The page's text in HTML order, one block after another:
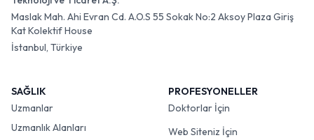
Maslak Mah. Ahi Evran Cd. A.O.S 55 Sokak No:2 Aksoy Plaza Giriş
Kat Kolektif House
İstanbul, Türkiye
SAĞLIK
Uzmanlar
Uzmanlık Alanları
PROFESYONELLER
Doktorlar İçin
Web Siteniz İçin